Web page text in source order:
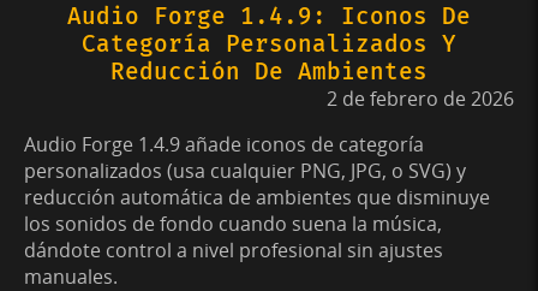
Audio Forge 1.4.9: Iconos De
Categoría Personalizados Y
Reducción De Ambientes
2 de febrero de 2026
Audio Forge 1.4.9 añade iconos de categoría
personalizados (usa cualquier PNG, JPG, o SVG) y
reducción automática de ambientes que disminuye
los sonidos de fondo cuando suena la música,
dándote control a nivel profesional sin ajustes
manuales.